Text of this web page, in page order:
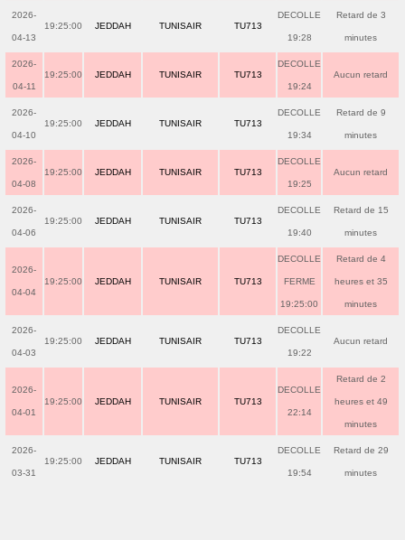
2026-
04-13
19:25:00 JEDDAH TUNISAIR TU713
DECOLLE
19:28
Retard de 3
minutes
2026-
04-11
19:25:00 JEDDAH TUNISAIR TU713
DECOLLE
19:24
Aucun retard
2026-
04-10
19:25:00 JEDDAH TUNISAIR TU713
DECOLLE
19:34
Retard de 9
minutes
2026-
04-08
19:25:00 JEDDAH TUNISAIR TU713
DECOLLE
19:25
Aucun retard
2026-
04-06
19:25:00 JEDDAH TUNISAIR TU713
DECOLLE
19:40
Retard de 15
minutes
2026-
04-04
19:25:00 JEDDAH TUNISAIR TU713
DECOLLE
FERME
19:25:00
Retard de 4
heures et 35
minutes
2026-
04-03
19:25:00 JEDDAH TUNISAIR TU713
DECOLLE
19:22
Aucun retard
2026-
04-01
19:25:00 JEDDAH TUNISAIR TU713
DECOLLE
22:14
Retard de 2
heures et 49
minutes
2026-
03-31
19:25:00 JEDDAH TUNISAIR TU713
DECOLLE
19:54
Retard de 29
minutes